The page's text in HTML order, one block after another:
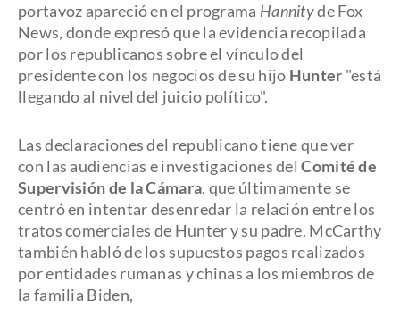
portavoz apareció en el programa Hannityde Fox
News, donde expresó que la evidencia recopilada
por los republicanos sobre el vínculo del
presidente con los negocios de su hijo Hunter "está
llegando al nivel del juicio político".
Las declaraciones del republicano tiene que ver
con las audiencias e investigaciones delComité de
Supervisión de la Cámara, que últimamente se
centró en intentar desenredar la relación entre los
tratos comerciales de Hunter y su padre. McCarthy
también habló de los supuestos pagos realizados
por entidades rumanas y chinas a los miembros de
la familia Biden,